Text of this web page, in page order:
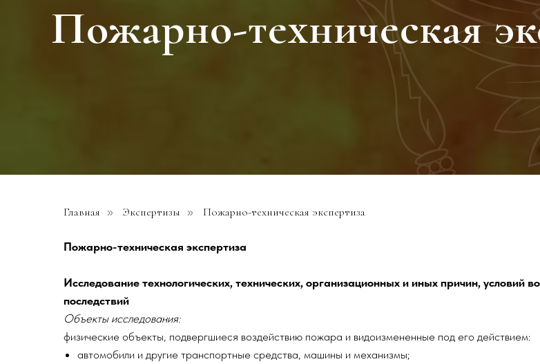
Пожарно-техническая
Главная » Экспертизы » Пожарно-техническая экспертиза
Пожарно-техническая экспертиза
Исследование технологических, технических, организационных и иных причин, условий
последствий
Объекты исследования:
физические объекты, подвергшиеся воздействию пожара и видоизмененные под его действием:
автомобили и другие транспортные средства, машины и механизмы;